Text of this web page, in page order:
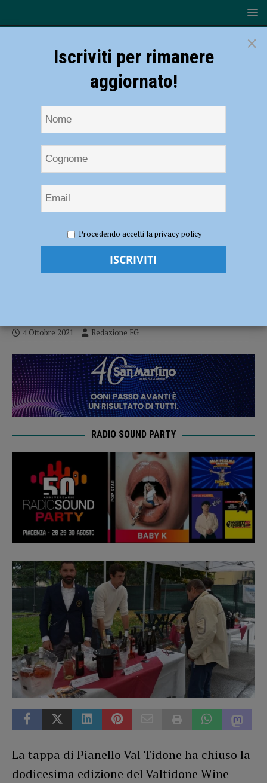
Val Tidone chiude la dodicesima edizione del Valtidone Wine Fest
La tappa di Pianello Val Tidone chiude la
4 Ottobre 2021 Redazione FG
RADIO SOUND PARTY
La tappa di Pianello Val Tidone ha chiuso la
dodicesima edizione del Valtidone Wine
×
Iscriviti per rimanere
aggiornato!
Procedendo accetti la privacy policy